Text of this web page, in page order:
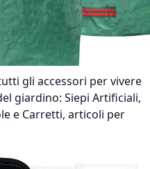
gli accessori per vivere
giardino: Siepi Artificiali,
e Carretti, articoli per